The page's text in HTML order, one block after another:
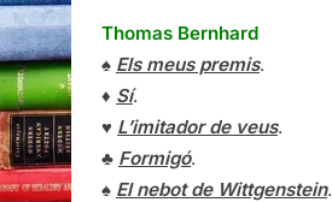
Thomas Bernhard
♠ Els meus premis.
♦ Sí.
♥ L’imitador de veus.
♣ Formigó.
♠ El nebot de Wittgenstein.